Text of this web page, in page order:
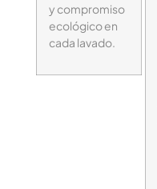
y compromiso
ecológico en
cada lavado.